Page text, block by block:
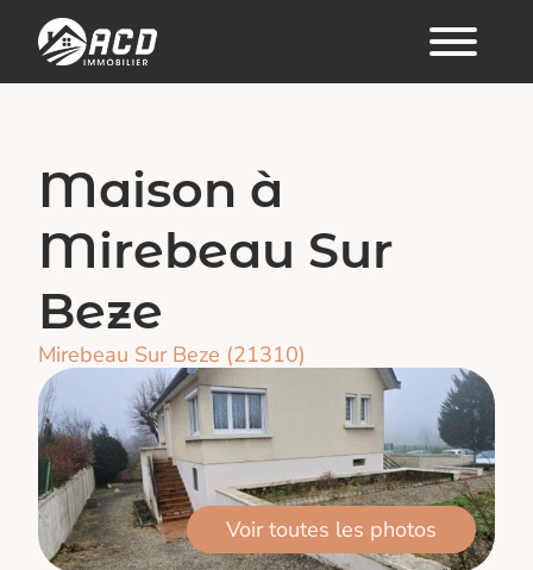
Maison à
Mirebeau Sur
Beze
Mirebeau Sur Beze (21310)
Voir toutes les photos